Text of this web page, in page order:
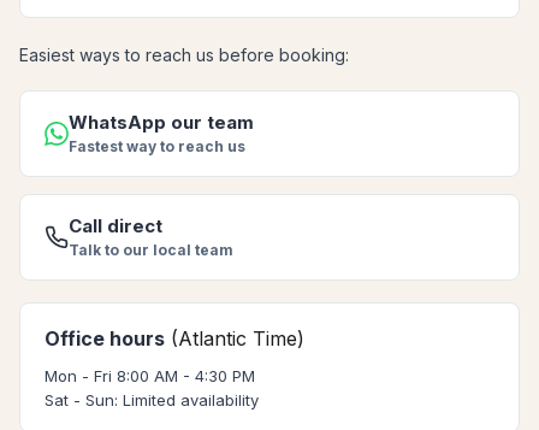
Easiest ways to reach us before booking:
WhatsApp our team
Fastest way to reach us
Call direct
Talk to our local team
Office hours (Atlantic Time)
Mon - Fri 8:00 AM - 4:30 PM
Sat - Sun: Limited availability